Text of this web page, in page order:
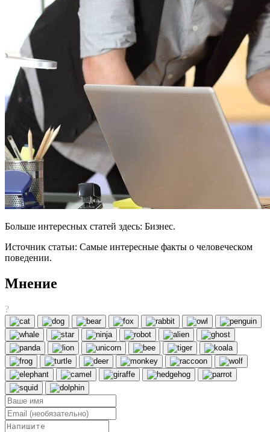
Больше интересных статей здесь: Бизнес.
Источник статьи: Самые интересные факты о человеческом
поведении.
Мнение
?